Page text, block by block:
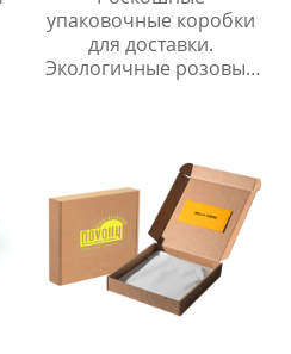
упаковочные коробки
для доставки.
Экологичные розовые